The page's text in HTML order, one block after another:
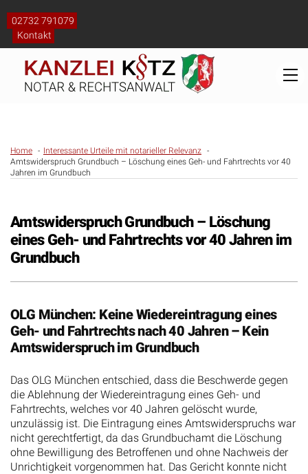
content
02732 791079
Kontakt
Home
Interessante Urteile mit notarieller Relevanz
Amtswiderspruch Grundbuch – Löschung eines Geh- und Fahrtrechts vor 40
Jahren im Grundbuch
Amtswiderspruch Grundbuch – Löschung
eines Geh- und Fahrtrechts vor 40 Jahren im
Grundbuch
OLG München: Keine Wiedereintragung eines
Geh- und Fahrtrechts nach 40 Jahren – Kein
Amtswiderspruch im Grundbuch
Das OLG München entschied, dass die Beschwerde gegen
die Ablehnung der Wiedereintragung eines Geh- und
Fahrtrechts, welches vor 40 Jahren gelöscht wurde,
unzulässig ist. Die Eintragung eines Amtswiderspruchs war
nicht gerechtfertigt, da das Grundbuchamt die Löschung
ohne Bewilligung des Betroffenen und ohne Nachweis der
Unrichtigkeit vorgenommen hat. Das Gericht konnte nicht